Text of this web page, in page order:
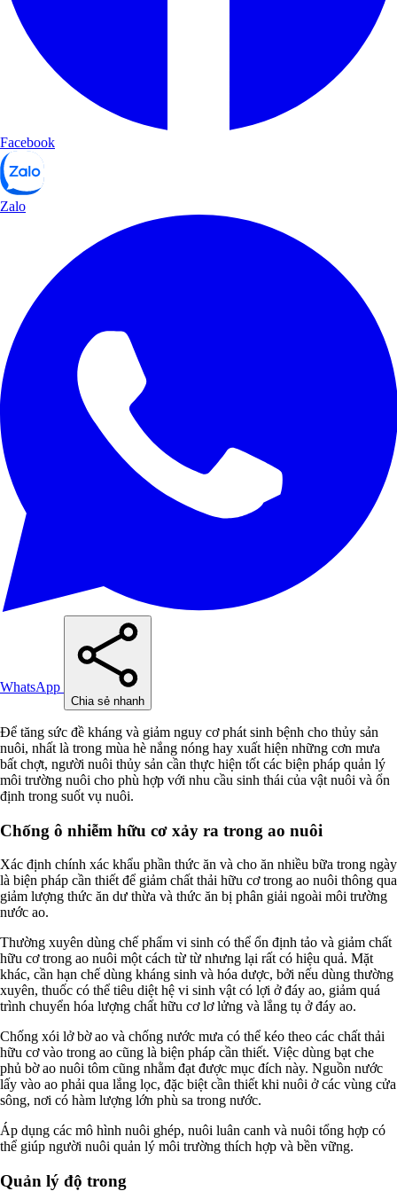
Facebook
Zalo
WhatsApp
Chia sẻ nhanh
Để tăng sức đề kháng và giảm nguy cơ phát sinh bệnh cho thủy sản
nuôi, nhất là trong mùa hè nắng nóng hay xuất hiện những cơn mưa
bất chợt, người nuôi thủy sản cần thực hiện tốt các biện pháp quản lý
môi trường nuôi cho phù hợp với nhu cầu sinh thái của vật nuôi và ổn
định trong suốt vụ nuôi.
Chống ô nhiễm hữu cơ xảy ra trong ao nuôi
Xác định chính xác khẩu phần thức ăn và cho ăn nhiều bữa trong ngày
là biện pháp cần thiết để giảm chất thải hữu cơ trong ao nuôi thông qua
giảm lượng thức ăn dư thừa và thức ăn bị phân giải ngoài môi trường
nước ao.
Thường xuyên dùng chế phẩm vi sinh có thể ổn định tảo và giảm chất
hữu cơ trong ao nuôi một cách từ từ nhưng lại rất có hiệu quả. Mặt
khác, cần hạn chế dùng kháng sinh và hóa dược, bởi nếu dùng thường
xuyên, thuốc có thể tiêu diệt hệ vi sinh vật có lợi ở đáy ao, giảm quá
trình chuyển hóa lượng chất hữu cơ lơ lửng và lắng tụ ở đáy ao.
Chống xói lở bờ ao và chống nước mưa có thể kéo theo các chất thải
hữu cơ vào trong ao cũng là biện pháp cần thiết. Việc dùng bạt che
phủ bờ ao nuôi tôm cũng nhằm đạt được mục đích này. Nguồn nước
lấy vào ao phải qua lắng lọc, đặc biệt cần thiết khi nuôi ở các vùng cửa
sông, nơi có hàm lượng lớn phù sa trong nước.
Áp dụng các mô hình nuôi ghép, nuôi luân canh và nuôi tổng hợp có
thể giúp người nuôi quản lý môi trường thích hợp và bền vững.
Quản lý độ trong